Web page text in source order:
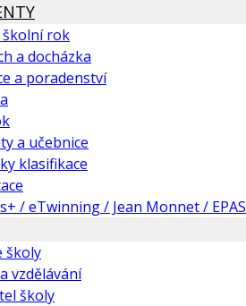
školní rok
a docházka
a poradenství
a učebnice
klasifikace
/ eTwinning / Jean Monnet / EPAS
školy
vzdělávání
školy